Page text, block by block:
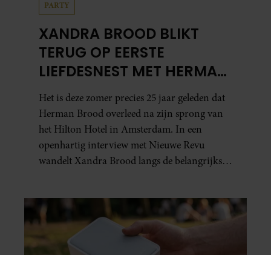
PARTY
XANDRA BROOD BLIKT
TERUG OP EERSTE
LIEFDESNEST MET HERMAN
BROOD: “HIER IS LOLA
GEBOREN”
Het is deze zomer precies 25 jaar geleden dat
Herman Brood overleed na zijn sprong van
het Hilton Hotel in Amsterdam. In een
openhartig interview met Nieuwe Revu
wandelt Xandra Brood langs de belangrijkste
Leidsedwarsstraat roept een stortvloed aan
herinneringen op. Daar begon hun leven
samen en werd dochter Lola geboren.